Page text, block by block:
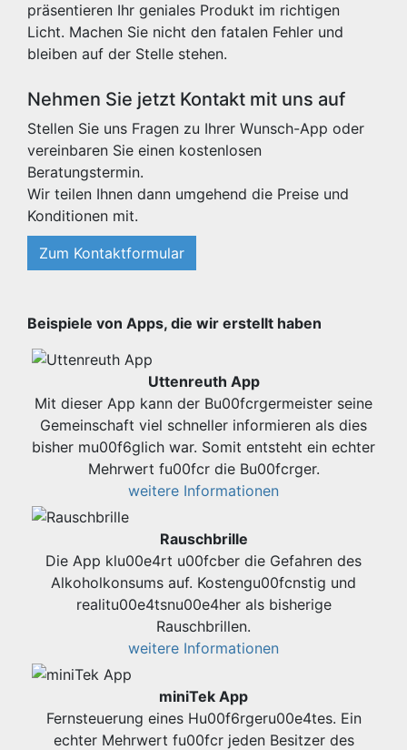
präsentieren Ihr geniales Produkt im richtigen
Licht. Machen Sie nicht den fatalen Fehler und
bleiben auf der Stelle stehen.
Nehmen Sie jetzt Kontakt mit uns auf
Stellen Sie uns Fragen zu Ihrer Wunsch-App oder
vereinbaren Sie einen kostenlosen
Beratungstermin.
Wir teilen Ihnen dann umgehend die Preise und
Konditionen mit.
Zum Kontaktformular
Beispiele von Apps, die wir erstellt haben
Uttenreuth App
Mit dieser App kann der Bu00fcrgermeister seine
Gemeinschaft viel schneller informieren als dies
bisher mu00f6glich war. Somit entsteht ein echter
Mehrwert fu00fcr die Bu00fcrger.
weitere Informationen
Rauschbrille
Die App klu00e4rt u00fcber die Gefahren des
Alkoholkonsums auf. Kostengu00fcnstig und
realitu00e4tsnu00e4her als bisherige
Rauschbrillen.
weitere Informationen
miniTek App
Fernsteuerung eines Hu00f6rgeru00e4tes. Ein
echter Mehrwert fu00fcr jeden Besitzer des